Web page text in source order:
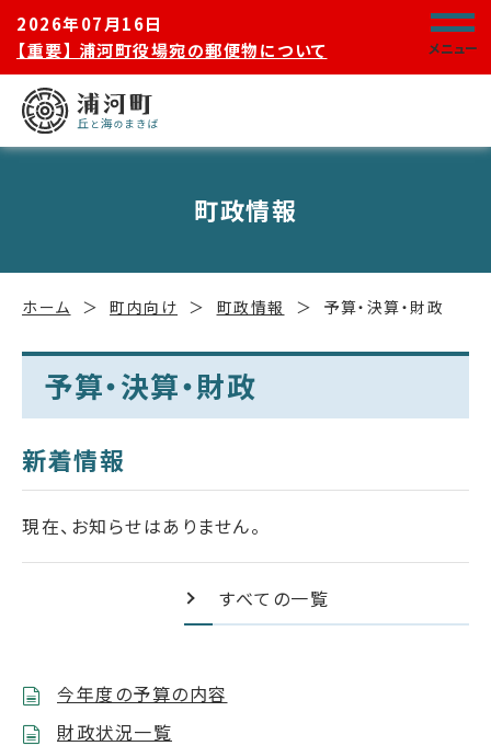
2026年07月16日
【重要】 浦河町役場宛の郵便物について
メニュー
町政情報
ホーム 町内向け 町政情報 予算・決算・財政
予算・決算・財政
新着情報
現在、お知らせはありません。
すべての一覧
今年度の予算の内容
財政状況一覧